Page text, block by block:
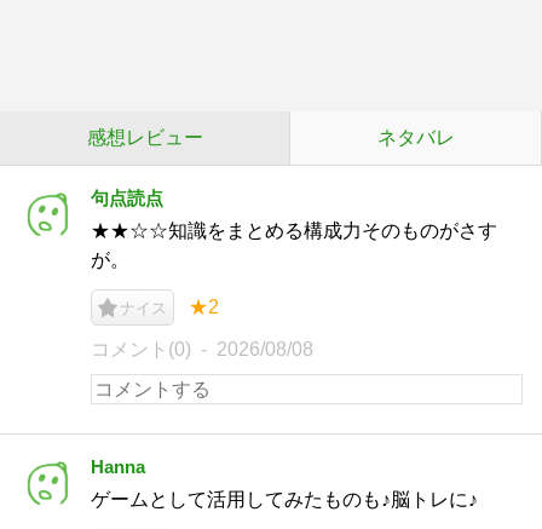
感想レビュー ネタバレ
句点読点
★★☆☆知識をまとめる構成力そのものがさす
が。
ナイス ★2
コメント(0) 2026/08/08
Hanna
ゲームとして活用してみたものも♪脳トレに♪